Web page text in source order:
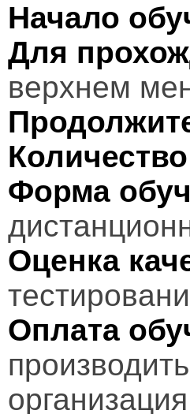
Начало
Для
верхнем
Форма
Оценка
Оплата